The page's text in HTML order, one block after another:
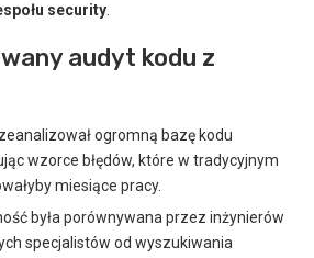
security
audyt kodu z
ogromną bazę kodu
wzorce błędów, które w tradycyjnym
miesiące pracy.
była porównywana przez inżynierów
specjalistów od wyszukiwania